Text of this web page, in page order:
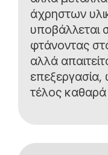
άχρηστων
υποβάλλεται
φτάνοντας
αλλά
τέλος